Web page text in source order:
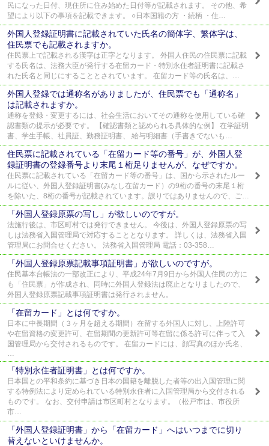
民になった日付、現住所に住み始めた日付等が記載されます。 その他、希
望により以下の事項を記載できます。 ○日本国籍の方 ・続柄 ・住…
外国人登録証明書に記載されていた氏名の簡体字、繁体字は、
住民票でも記載されますか。
住民票上で記載される漢字は正字となります。 外国人住民の住民票に記載
する氏名は、法務大臣が発行する在留カード・特別永住者証明書に記載さ
れた氏名と同じにすることとされています。 在留カード等の氏名は、…
外国人登録では通称名がありましたが、住民票でも「通称名」
は記載されますか。
通称を登録・変更するには、社会生活においてその通称を使用している確
認書類の提示が必要です。 【確認書類と認められる具体的な例】 在学証明
書、学生手帳、社員証、勤務証明書、 給与明細書（手書きでないも…
住民票に記載されている「在留カード等の番号」が、外国人登
録証明書の登録番号より末尾１桁足りませんが、なぜですか。
住民票に記載されている「在留カード等の番号」は、国から示されたルー
ルに従い、外国人登録証明書(みなし在留カード）の9桁の番号の末尾１桁
を除いた、8桁の番号が記載されています。誤りではありませんので、ご…
「外国人登録原票の写し」が欲しいのですが。
法施行後は、市区町村では発行できません。 今後は、外国人登録原票の写
しは法務省入国管理局で対応することとなります。 詳しくは、法務省入国
管理局にお問合せください。 法務省入国管理局 電話：03-358…
「外国人登録原票記載事項証明書」が欲しいのですが。
住民基本台帳法の一部改正により、平成24年7月9日から外国人住民の方に
も「住民票」が作成され、同時に外国人登録法は廃止となりましたので、
外国人登録原票記載事項証明書は発行されません。
「在留カード」とは何ですか。
日本に中長期間（３ヶ月を超える期間）在留する外国人に対し、上陸許可
や在留資格の変更許可、在留期間の更新許可等在留に係る許可に伴って入
国管理局から交付されるものです。 在留カードには、顔写真のほか氏名、
…
「特別永住者証明書」とは何ですか。
日本国との平和条約に基づき日本の国籍を離脱した者等の出入国管理に関
する特例法により定められている特別永住者に入国管理局から交付される
ものです。 なお、交付申請は市区町村となります。（松戸市は、市役所
市…
「外国人登録証明書」から「在留カード」へはいつまでに切り
替えないといけませんか。